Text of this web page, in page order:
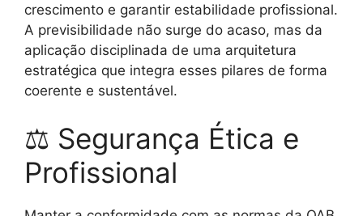
crescimento e garantir estabilidade profissional.
A previsibilidade não surge do acaso, mas da
aplicação disciplinada de uma arquitetura
estratégica que integra esses pilares de forma
coerente e sustentável.
⚖ Segurança Ética e
Profissional